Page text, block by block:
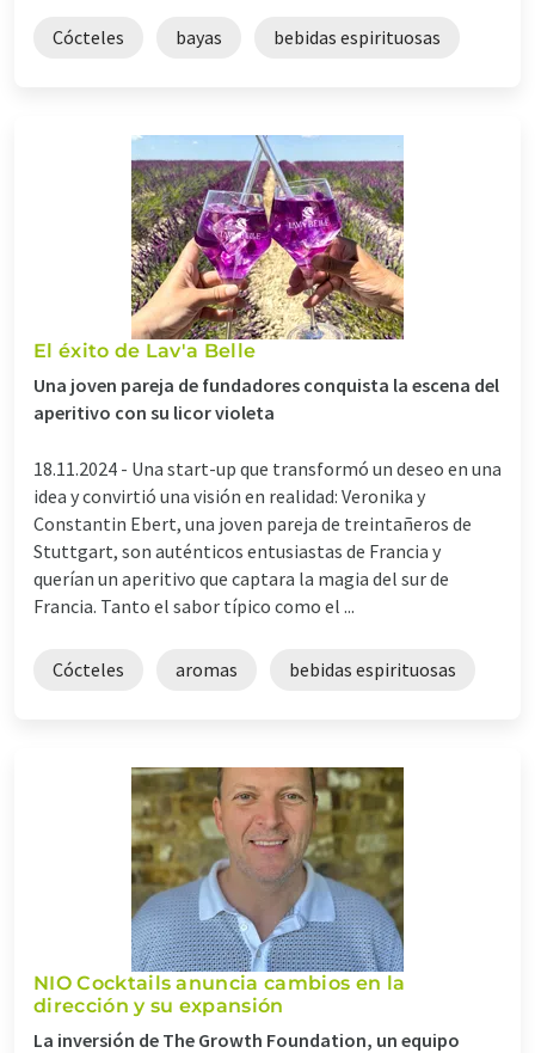
Cócteles bayas bebidas espirituosas
El éxito de Lav'a Belle
Una joven pareja de fundadores conquista la escena del
aperitivo con su licor violeta
18.11.2024 - Una start-up que transformó un deseo en una
idea y convirtió una visión en realidad: Veronika y
Constantin Ebert, una joven pareja de treintañeros de
Stuttgart, son auténticos entusiastas de Francia y
querían un aperitivo que captara la magia del sur de
Francia. Tanto el sabor típico como el ...
Cócteles aromas bebidas espirituosas
NIO Cocktails anuncia cambios en la
dirección y su expansión
La inversión de The Growth Foundation, un equipo